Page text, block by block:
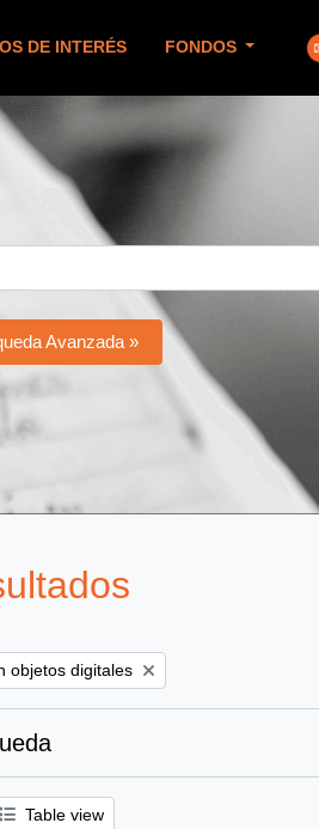
DE INTERÉS FONDOS
Avanzada »
filter:
objetos digitales
Table view